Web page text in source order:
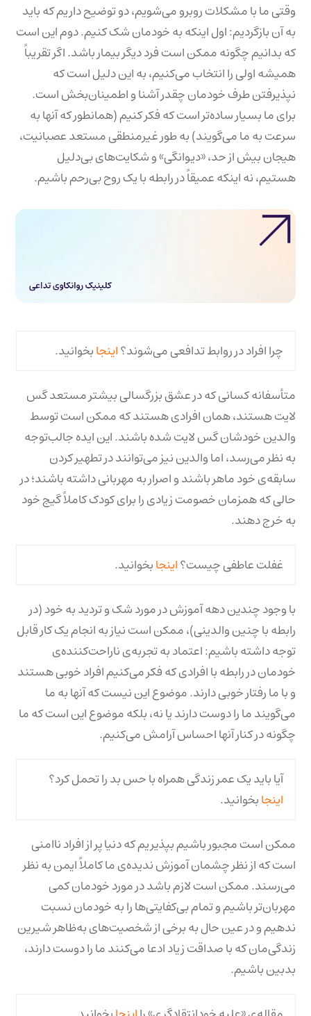
وقتی ما با مشکلات روبرو می‌شویم، دو توضیح داریم که باید
به آن بازگردیم: اول اینکه به خودمان شک کنیم. دوم این است
که بدانیم چگونه ممکن است فرد دیگر بیمار باشد. اگر تقریباً
همیشه اولی را انتخاب می‌کنیم، به این دلیل است که
نپذیرفتن طرف خودمان چقدر آشنا و اطمینان‌بخش است.
برای ما بسیار ساده‌تر است که فکر کنیم (همانطور که آنها به
سرعت به ما می‌گویند) به طور غیرمنطقی مستعد عصبانیت،
هیجان بیش از حد، «دیوانگی» و شکایت‌های بی‌دلیل
هستیم، نه اینکه عمیقاً در رابطه با یک روح بی‌رحم باشیم.
چرا افراد در روابط تدافعی می‌شوند؟اینجابخوانید.
متأسفانه کسانی که در عشق بزرگسالی بیشتر مستعد گس
لایت هستند، همان افرادی هستند که ممکن است توسط
والدین خودشان گس لایت شده باشند. این ایده جالب‌توجه
به نظر می‌رسد، اما والدین نیز می‌توانند در تطهیر کردن
سابقه‌ی خود ماهر باشند و اصرار به مهربانی داشته باشند؛ در
حالی که همزمان خصومت زیادی را برای کودک کاملاً گیج خود
به خرج دهند.
غفلت عاطفی چیست؟اینجابخوانید.
با وجود چندین دهه آموزش در مورد شک و تردید به خود (در
رابطه با چنین والدینی)، ممکن است نیاز به انجام یک کار قابل
توجه داشته باشیم: اعتماد به تجربه‌ی ناراحت‌کننده‌‌ی
خودمان در رابطه با افرادی که فکر می‌کنیم افراد خوبی هستند
و با ما رفتار خوبی دارند. موضوع این نیست که آنها به ما
می‌گویند ما را دوست دارند یا نه، بلکه موضوع این است که ما
چگونه در کنار آنها احساس آرامش می‌کنیم.
آیا باید یک عمر زندگی همراه با حس بد را تحمل کرد؟
اینجابخوانید.
ممکن است مجبور باشیم بپذیریم که دنیا پر از افراد ناامنی
است که از نظر چشمان آموزش ندیده‌ی ما کاملاً ایمن به نظر
می‌رسند. ممکن است لازم باشد در مورد خودمان کمی
مهربان‌تر باشیم و تمام بی‌کفایتی‌ها را به خودمان نسبت
ندهیم و در عین حال به برخی از شخصیت‌های به‌ظاهر شیرین
زندگی‌مان که با صداقت زیاد ادعا می‌کنند ما را دوست دارند،
بدبین باشیم.